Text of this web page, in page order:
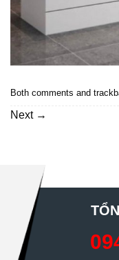
Both comments and
Next →